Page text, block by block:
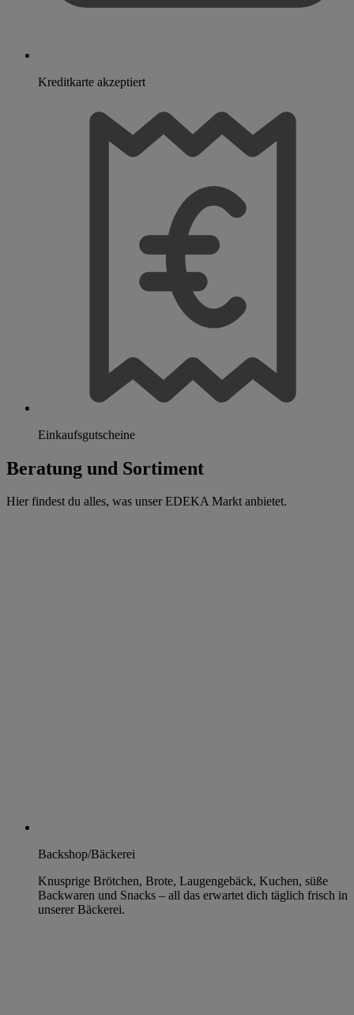
Kreditkarte akzeptiert
Einkaufsgutscheine
Beratung und Sortiment
Hier findest du alles, was unser EDEKA Markt anbietet.
Backshop/Bäckerei
Knusprige Brötchen, Brote, Laugengebäck, Kuchen, süße
Backwaren und Snacks – all das erwartet dich täglich frisch in
unserer Bäckerei.